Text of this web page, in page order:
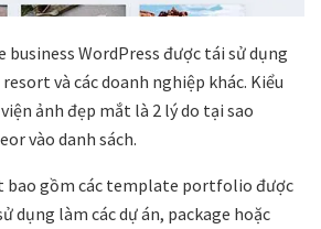
WordPress được tái sử dụng
và các doanh nghiệp khác. Kiểu
ảnh đẹp mắt là 2 lý do tại sao
vào danh sách.
bao gồm các template portfolio được
dụng làm các dự án, package hoặc